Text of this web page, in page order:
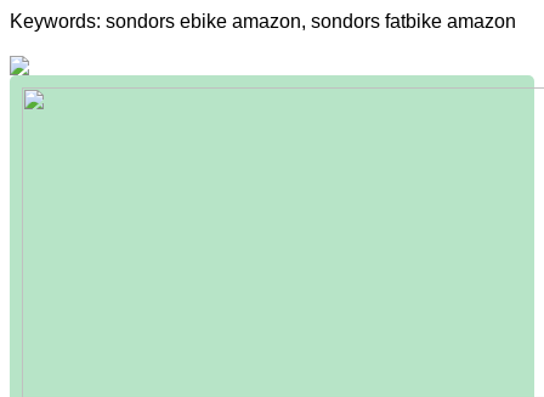
Keywords: sondors ebike amazon, sondors fatbike amazon